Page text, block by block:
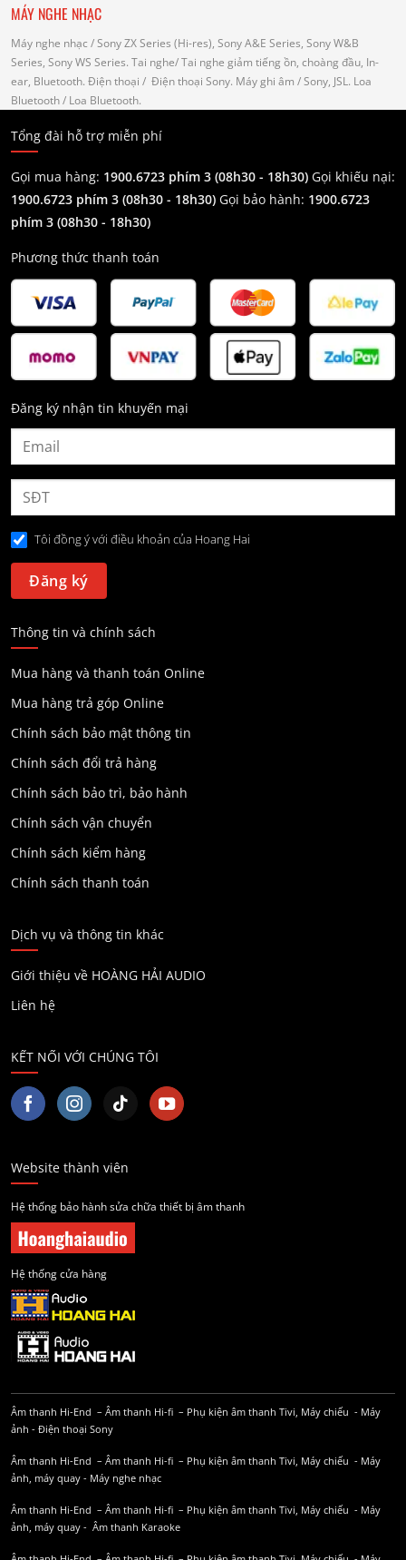
MÁY NGHE NHẠC
Máy nghe nhạc / Sony ZX Series (Hi-res), Sony A&E Series, Sony W&B
Series, Sony WS Series. Tai nghe/ Tai nghe giảm tiếng ồn, choàng đầu, In-
ear, Bluetooth. Điện thoại / Điện thoại Sony. Máy ghi âm / Sony, JSL. Loa
Bluetooth/ Loa Bluetooth.
Tổng đài hỗ trợ miễn phí
Gọi mua hàng: 1900.6723 phím 3 (08h30 - 18h30) Gọi khiếu nại:
1900.6723 phím 3 (08h30 - 18h30) Gọi bảo hành: 1900.6723
phím 3 (08h30 - 18h30)
Phương thức thanh toán
Đăng ký nhận tin khuyến mại
Tôi đồng ý với điều khoản của Hoang Hai
Thông tin và chính sách
Mua hàng và thanh toán Online
Mua hàng trả góp Online
Chính sách bảo mật thông tin
Chính sách đổi trả hàng
Chính sách bảo trì, bảo hành
Chính sách vận chuyển
Chính sách kiểm hàng
Chính sách thanh toán
Dịch vụ và thông tin khác
Giới thiệu về HOÀNG HẢI AUDIO
Liên hệ
KẾT NỐI VỚI CHÚNG TÔI
Website thành viên
Hệ thống bảo hành sửa chữa thiết bị âm thanh
Hệ thống cửa hàng
Âm thanh Hi-End – Âm thanh Hi-fi – Phụ kiện âm thanh Tivi, Máy chiếu - Máy
ảnh - Điện thoại Sony
Âm thanh Hi-End – Âm thanh Hi-fi – Phụ kiện âm thanh Tivi, Máy chiếu - Máy
ảnh, máy quay - Máy nghe nhạc
Âm thanh Hi-End – Âm thanh Hi-fi – Phụ kiện âm thanh Tivi, Máy chiếu - Máy
ảnh, máy quay - Âm thanh Karaoke